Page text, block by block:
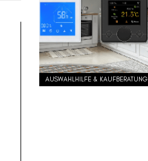
AUSWAHLHILFE & KAUFBERATUNG